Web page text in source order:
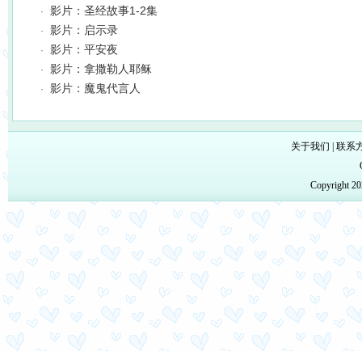
· 影片：圣经故事1-2集
· 影片：启示录
· 影片：平安夜
· 影片：拿撒勒人耶稣
· 影片：魔鬼代言人
关于我们
联系
Copyright